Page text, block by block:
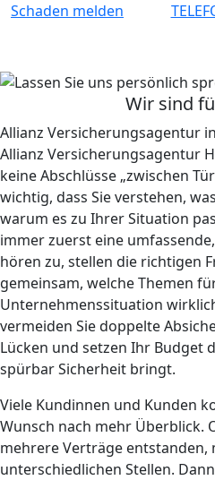
Schaden melden
Wir sind
Allianz Versicherungsagentur
Allianz Versicherungsagentur
keine Abschlüsse „zwischen
wichtig, dass Sie verstehen,
warum es zu Ihrer Situation
immer zuerst eine
hören zu, stellen die richtigen
gemeinsam, welche Themen
Unternehmenssituation
vermeiden Sie doppelte
Lücken und setzen Ihr Budget
spürbar Sicherheit bringt.
Viele Kundinnen und Kunden
Wunsch nach mehr Überblick.
mehrere Verträge entstanden,
unterschiedlichen Stellen.